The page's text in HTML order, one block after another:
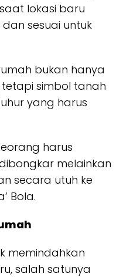
lokasi baru
sesuai untuk
bukan hanya
simbol tanah
yang harus
harus
melainkan
secara utuh ke
Bola.
memindahkan
salah satunya